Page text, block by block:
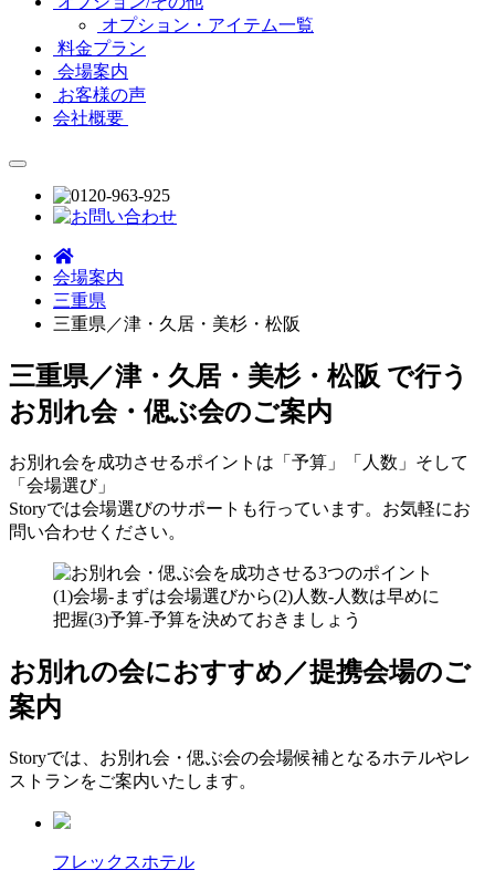
オプション・アイテム一覧
料金プラン
会場案内
お客様の声
会社概要
会場案内
三重県
三重県／津・久居・美杉・松阪
三重県／津・久居・美杉・松阪 で行う
お別れ会・偲ぶ会のご案内
お別れ会を成功させるポイントは「予算」「人数」そして
「会場選び」
Storyでは会場選びのサポートも行っています。お気軽にお
問い合わせください。
お別れの会におすすめ／提携会場のご
案内
Storyでは、お別れ会・偲ぶ会の会場候補となるホテルやレ
ストランをご案内いたします。
フレックスホテル